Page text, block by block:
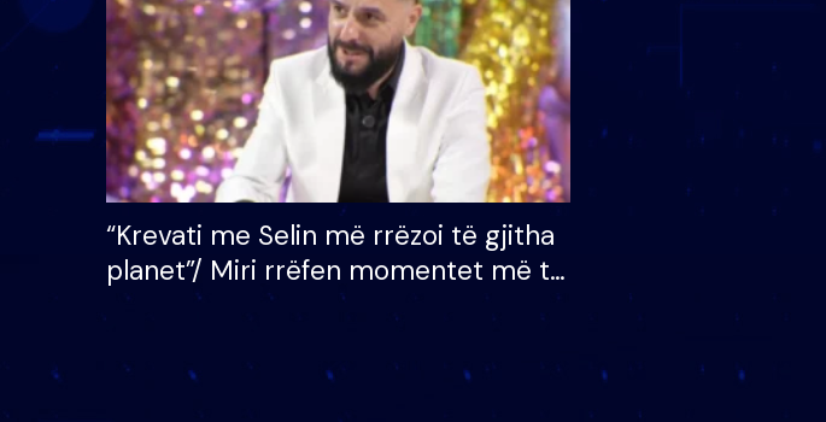
mijë eurosh
“Krevati me Selin më rrëzoi të gjitha
planet”/ Miri rrëfen momentet më të
bukura në shtëpinë e BB VIP: Do më